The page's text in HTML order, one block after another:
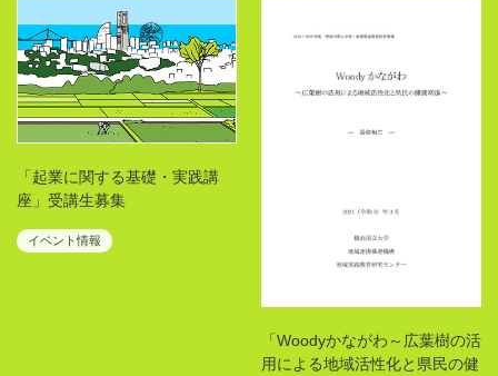
「起業に関する基礎・実践講
座」受講生募集
イベント情報
「Woodyかながわ～広葉樹の活
用による地域活性化と県民の健